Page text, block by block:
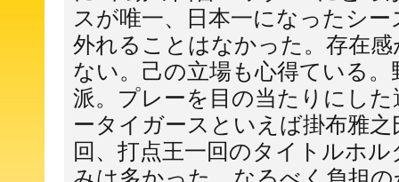
スが唯一、日本一になったシ
外れることはなかった。存在
ない。己の立場も心得ている
派。プレーを目の当たりにし
ータイガースといえば掛布雅
回、打点王一回のタイトルホ